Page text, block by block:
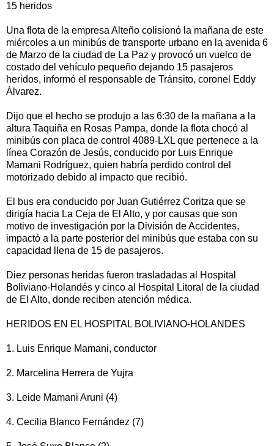
15 heridos
Una flota de la empresa Alteño colisionó la mañana de este
miércoles a un minibús de transporte urbano en la avenida 6
de Marzo de la ciudad de La Paz y provocó un vuelco de
costado del vehículo pequeño dejando 15 pasajeros
heridos, informó el responsable de Tránsito, coronel Eddy
Álvarez.
Dijo que el hecho se produjo a las 6:30 de la mañana a la
altura Taquiña en Rosas Pampa, donde la flota chocó al
minibús con placa de control 4089-LXL que pertenece a la
línea Corazón de Jesús, conducido por Luis Enrique
Mamani Rodríguez, quien habría perdido control del
motorizado debido al impacto que recibió.
El bus era conducido por Juan Gutiérrez Coritza que se
dirigía hacia La Ceja de El Alto, y por causas que son
motivo de investigación por la División de Accidentes,
impactó a la parte posterior del minibús que estaba con su
capacidad llena de 15 de pasajeros.
Diez personas heridas fueron trasladadas al Hospital
Boliviano-Holandés y cinco al Hospital Litoral de la ciudad
de El Alto, donde reciben atención médica.
HERIDOS EN EL HOSPITAL BOLIVIANO-HOLANDES
1. Luis Enrique Mamani, conductor
2. Marcelina Herrera de Yujra
3. Leide Mamani Aruni (4)
4. Cecilia Blanco Fernández (7)